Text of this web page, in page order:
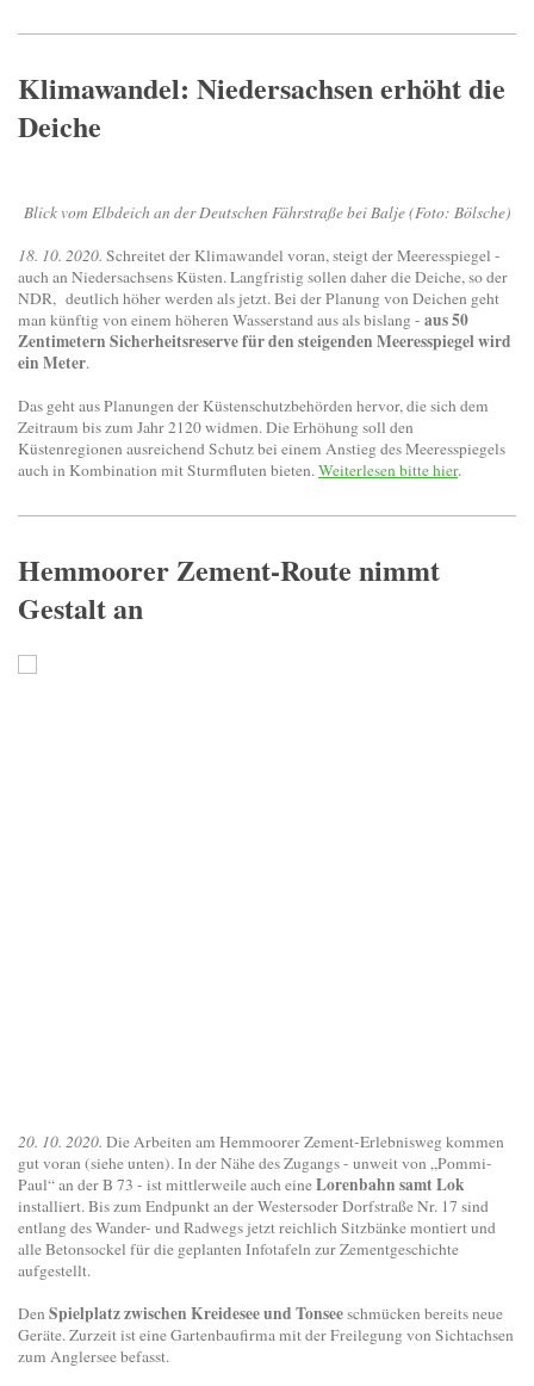
Klimawandel: Niedersachsen erhöht die
Deiche
Blick vom Elbdeich an der Deutschen Fährstraße bei Balje (Foto: Bölsche)
18. 10. 2020. Schreitet der Klimawandel voran, steigt der Meeresspiegel -
auch an Niedersachsens Küsten. Langfristig sollen daher die Deiche, so der
NDR, deutlich höher werden als jetzt. Bei der Planung von Deichen geht
man künftig von einem höheren Wasserstand aus als bislang - aus 50
Zentimetern Sicherheitsreserve für den steigenden Meeresspiegel wird
ein Meter.
Das geht aus Planungen der Küstenschutzbehörden hervor, die sich dem
Zeitraum bis zum Jahr 2120 widmen. Die Erhöhung soll den
Küstenregionen ausreichend Schutz bei einem Anstieg des Meeresspiegels
auch in Kombination mit Sturmfluten bieten.Weiterlesen bitte hier.
Hemmoorer Zement-Route nimmt
Gestalt an
20. 10. 2020. Die Arbeiten am Hemmoorer Zement-Erlebnisweg kommen
gut voran (siehe unten). In der Nähe des Zugangs - unweit von „Pommi-
Paul“ an der B 73 - ist mittlerweile auch eineLorenbahn samt Lok
installiert. Bis zum Endpunkt an der Westersoder Dorfstraße Nr. 17 sind
entlang des Wander- und Radwegs jetzt reichlich Sitzbänke montiert und
alle Betonsockel für die geplanten Infotafeln zur Zementgeschichte
aufgestellt.
Den Spielplatz zwischen Kreidesee und Tonseeschmücken bereits neue
Geräte. Zurzeit ist eine Gartenbaufirma mit der Freilegung von Sichtachsen
zum Anglersee befasst.